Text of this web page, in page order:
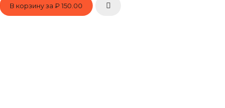
В корзину за ₽ 150.00